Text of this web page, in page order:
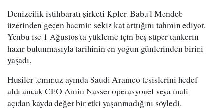
Denizcilik istihbaratı şirketi Kpler, Babu'l Mendeb
üzerinden geçen hacmin sekiz kat arttığını tahmin ediyor.
Yenbu ise 1 Ağustos'ta yükleme için beş süper tankerin
hazır bulunmasıyla tarihinin en yoğun günlerinden birini
yaşadı.
Husiler temmuz ayında Saudi Aramco tesislerini hedef
aldı ancak CEO Amin Nasser operasyonel veya mali
açıdan kayda değer bir etki yaşanmadığını söyledi.